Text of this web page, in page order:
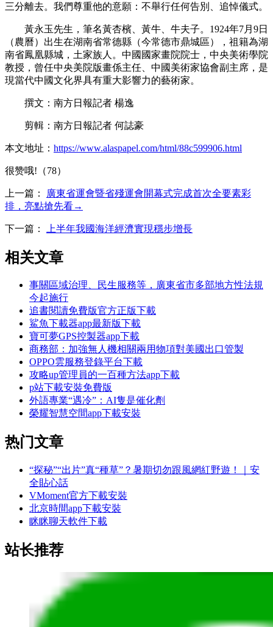
三分離去。我們尊重他的意願：不舉行任何告別、追悼儀式。
黃永玉先生，筆名黃杏檳、黃牛、牛夫子。1924年7月9日
（農曆）出生在湖南省常德縣（今常德市鼎城區），祖籍為湖
南省鳳凰縣城，土家族人。中國國家畫院院士，中央美術學院
教授，曾任中央美院版畫係主任、中國美術家協會副主席，是
現當代中國文化界具有重大影響力的藝術家。
撰文：南方日報記者 楊逸
剪輯： 南方日報記者 何誌豪
本文地址： https://www.alaspapel.com/html/88c599906.html
很赞哦!（78）
上一篇：
廣東省運會暨省殘運會開幕式完成首次全要素彩
排，亮點搶先看→
下一篇： 上半年我國海洋經濟實現穩步增長
相关文章
事關區域治理、民生服務等，廣東省市多部地方性法規
今起施行
追書閱讀免費版官方正版下載
鯊魚下載器app最新版下載
寶可夢GPS控製器app下載
商務部：加強無人機相關兩用物項對美國出口管製
OPPO雲服務登錄平台下載
攻略up管理員的一百種方法app下載
p站下載安裝免費版
外語專業“遇冷”：AI隻是催化劑
榮耀智慧空間app下載安裝
热门文章
“探秘”“出片”真“種草”？暑期切勿跟風網紅野遊！｜安
全貼心話
VMoment官方下載安裝
北京時間app下載安裝
眯眯聊天軟件下載
站长推荐